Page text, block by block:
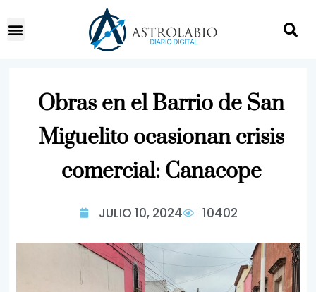
Obras en el Barrio de San
Miguelito ocasionan crisis
comercial: Canacope
JULIO 10, 2024 10402